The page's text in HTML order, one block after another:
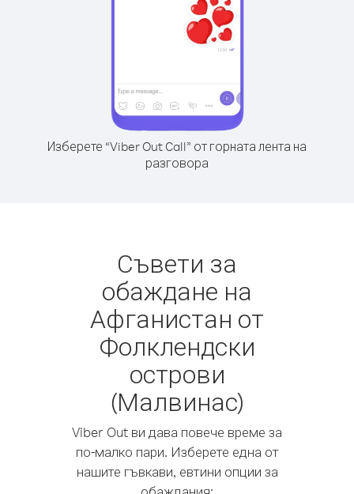
Изберете “Viber Out Call” от горната лента на
разговора
Съвети за
обаждане на
Афганистан от
Фолклендски
острови
(Малвинас)
Viber Out ви дава повече време за
по-малко пари. Изберете една от
нашите гъвкави, евтини опции за